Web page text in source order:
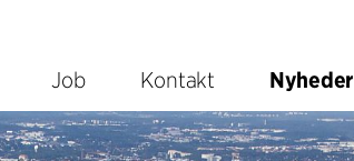
Job Kontakt Nyheder